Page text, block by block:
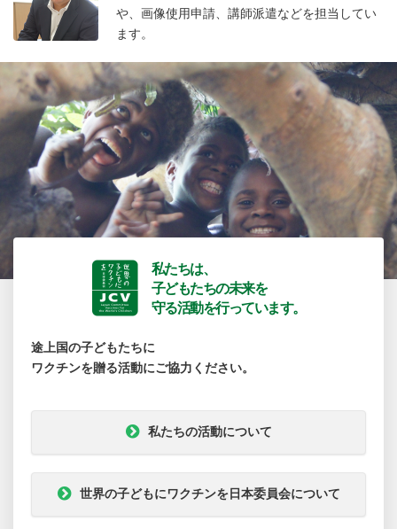
や、画像使用申請、講師派遣などを担当してい
ます。
私たちは、
子どもたちの未来を
守る活動を行っています。
途上国の子どもたちに
ワクチンを贈る活動にご協力ください。
私たちの活動について
世界の子どもにワクチンを日本委員会について